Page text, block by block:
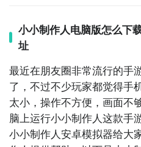
一个脚印就能实现你想要
累更多的原始资金； 有很
的剧本非常重要，打造自己
完成所有轻松操作，努力获
的剧本。 小小制作人破解版
展的，通过积累原始资金可
市场中； 一些现实生活中很
的喜好来选择，你的最终目
小小制作人电脑版怎么下
址
最近在朋友圈非常流行的手
了，不过不少玩家都觉得手
太小，操作不方便，画面不
脑上运行小小制作人这款手
小小制作人安卓模拟器给大